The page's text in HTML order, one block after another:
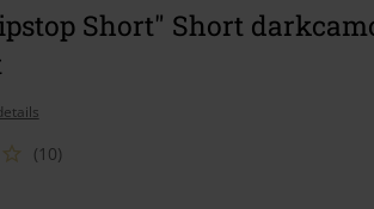
Short" Short
(10)